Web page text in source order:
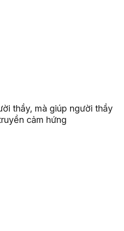
thầy, mà giúp người thầy
cảm hứng